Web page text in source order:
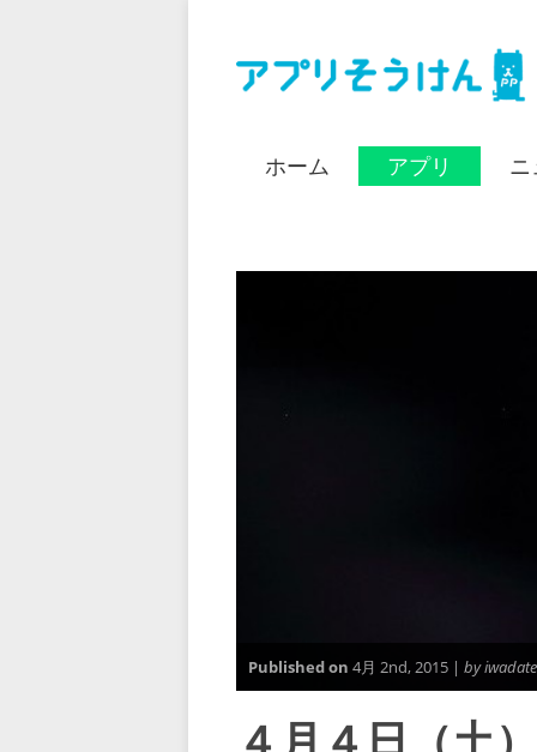
ホーム アプリ ニ
Published on 4月 2nd, 2015 | by iwadate
４月４日（土